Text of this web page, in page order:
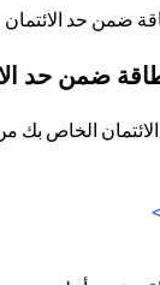
ضمن حد
الائتمان الخاص